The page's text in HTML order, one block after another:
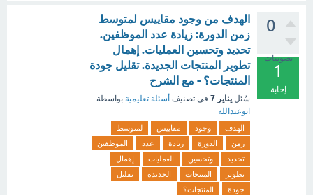
0
تصويتات
1
إجابة
الهدف من وجود مقاييس لمتوسط
زمن الدورة: زيادة عدد الموظفين.
تحديد وتحسين العمليات. إهمال
تطوير المنتجات الجديدة. تقليل جودة
المنتجات؟ - مع الشرح
سُئل يناير 7 في تصنيف أسئلة تعليمية بواسطة
ابوعبدالله
الهدف وجود مقاييس
لمتوسط
زمن
الدورة زيادة عدد
الموظفين
تحديد
وتحسين العمليات
إهمال
تطوير
المنتجات الجديدة
تقليل
جودة
المنتجات؟